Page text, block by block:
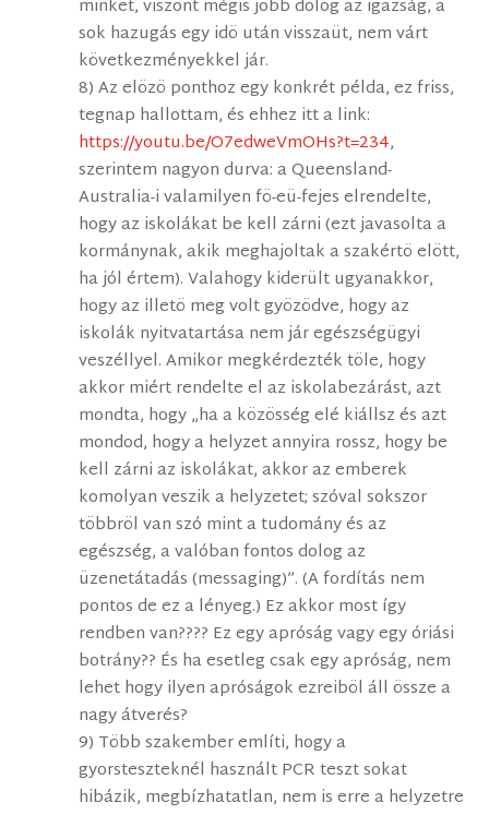
minket, viszont mégis jobb dolog az igazság, a
sok hazugás egy idö után visszaüt, nem várt
következményekkel jár.
8) Az elözö ponthoz egy konkrét példa, ez friss,
tegnap hallottam, és ehhez itt a link:
https://youtu.be/O7edweVmOHs?t=234,
szerintem nagyon durva: a Queensland-
Australia-i valamilyen fö-eü-fejes elrendelte,
hogy az iskolákat be kell zárni (ezt javasolta a
kormánynak, akik meghajoltak a szakértö elött,
ha jól értem). Valahogy kiderült ugyanakkor,
hogy az illetö meg volt gyözödve, hogy az
iskolák nyitvatartása nem jár egészségügyi
veszéllyel. Amikor megkérdezték töle, hogy
akkor miért rendelte el az iskolabezárást, azt
mondta, hogy „ha a közösség elé kiállsz és azt
mondod, hogy a helyzet annyira rossz, hogy be
kell zárni az iskolákat, akkor az emberek
komolyan veszik a helyzetet; szóval sokszor
többröl van szó mint a tudomány és az
egészség, a valóban fontos dolog az
üzenetátadás (messaging)”. (A fordítás nem
pontos de ez a lényeg.) Ez akkor most így
rendben van???? Ez egy apróság vagy egy óriási
botrány?? És ha esetleg csak egy apróság, nem
lehet hogy ilyen apróságok ezreiböl áll össze a
nagy átverés?
9) Több szakember említi, hogy a
gyorsteszteknél használt PCR teszt sokat
hibázik, megbízhatatlan, nem is erre a helyzetre